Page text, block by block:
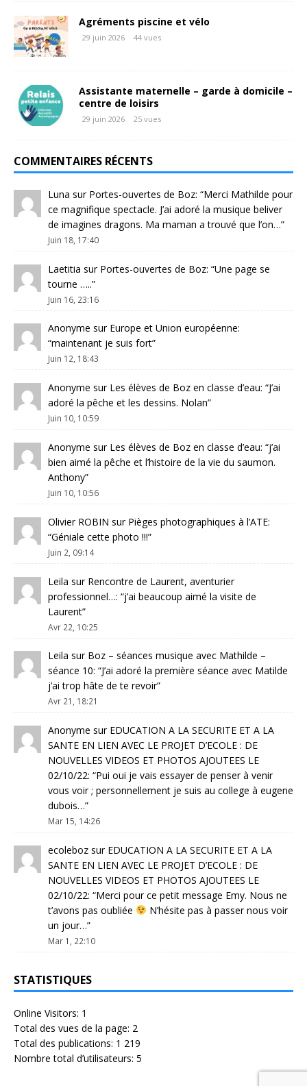
Agréments piscine et vélo
29 juin 2026 44 vues
Assistante maternelle – garde à domicile –
centre de loisirs
29 juin 2026 25 vues
COMMENTAIRES RÉCENTS
Luna sur Portes-ouvertes de Boz: “Merci Mathilde pour
ce magnifique spectacle. J’ai adoré la musique beliver
de imagines dragons. Ma maman a trouvé que l’on…”
Juin 18, 17:40
Laetitia sur Portes-ouvertes de Boz: “Une page se
tourne …..”
Juin 16, 23:16
Anonyme sur Europe et Union européenne:
“maintenant je suis fort”
Juin 12, 18:43
Anonyme sur Les élèves de Boz en classe d’eau: “J’ai
adoré la pêche et les dessins. Nolan”
Juin 10, 10:59
Anonyme sur Les élèves de Boz en classe d’eau: “j’ai
bien aimé la pêche et l’histoire de la vie du saumon.
Anthony”
Juin 10, 10:56
Olivier ROBIN sur Pièges photographiques à l’ATE:
“Géniale cette photo !!!”
Juin 2, 09:14
Leila sur Rencontre de Laurent, aventurier
professionnel…: “j’ai beaucoup aimé la visite de
Laurent”
Avr 22, 10:25
Leila sur Boz – séances musique avec Mathilde –
séance 10: “J’ai adoré la première séance avec Matilde
j’ai trop hâte de te revoir”
Avr 21, 18:21
Anonyme sur EDUCATION A LA SECURITE ET A LA
SANTE EN LIEN AVEC LE PROJET D’ECOLE : DE
NOUVELLES VIDEOS ET PHOTOS AJOUTEES LE
02/10/22: “Pui oui je vais essayer de penser à venir
vous voir ; personnellement je suis au college à eugene
dubois…”
Mar 15, 14:26
ecoleboz sur EDUCATION A LA SECURITE ET A LA
SANTE EN LIEN AVEC LE PROJET D’ECOLE : DE
NOUVELLES VIDEOS ET PHOTOS AJOUTEES LE
02/10/22: “Merci pour ce petit message Emy. Nous ne
t’avons pas oubliée
N’hésite pas à passer nous voir
un jour…”
Mar 1, 22:10
STATISTIQUES
Online Visitors: 1
Total des vues de la page: 2
Total des publications: 1 219
Nombre total d’utilisateurs: 5